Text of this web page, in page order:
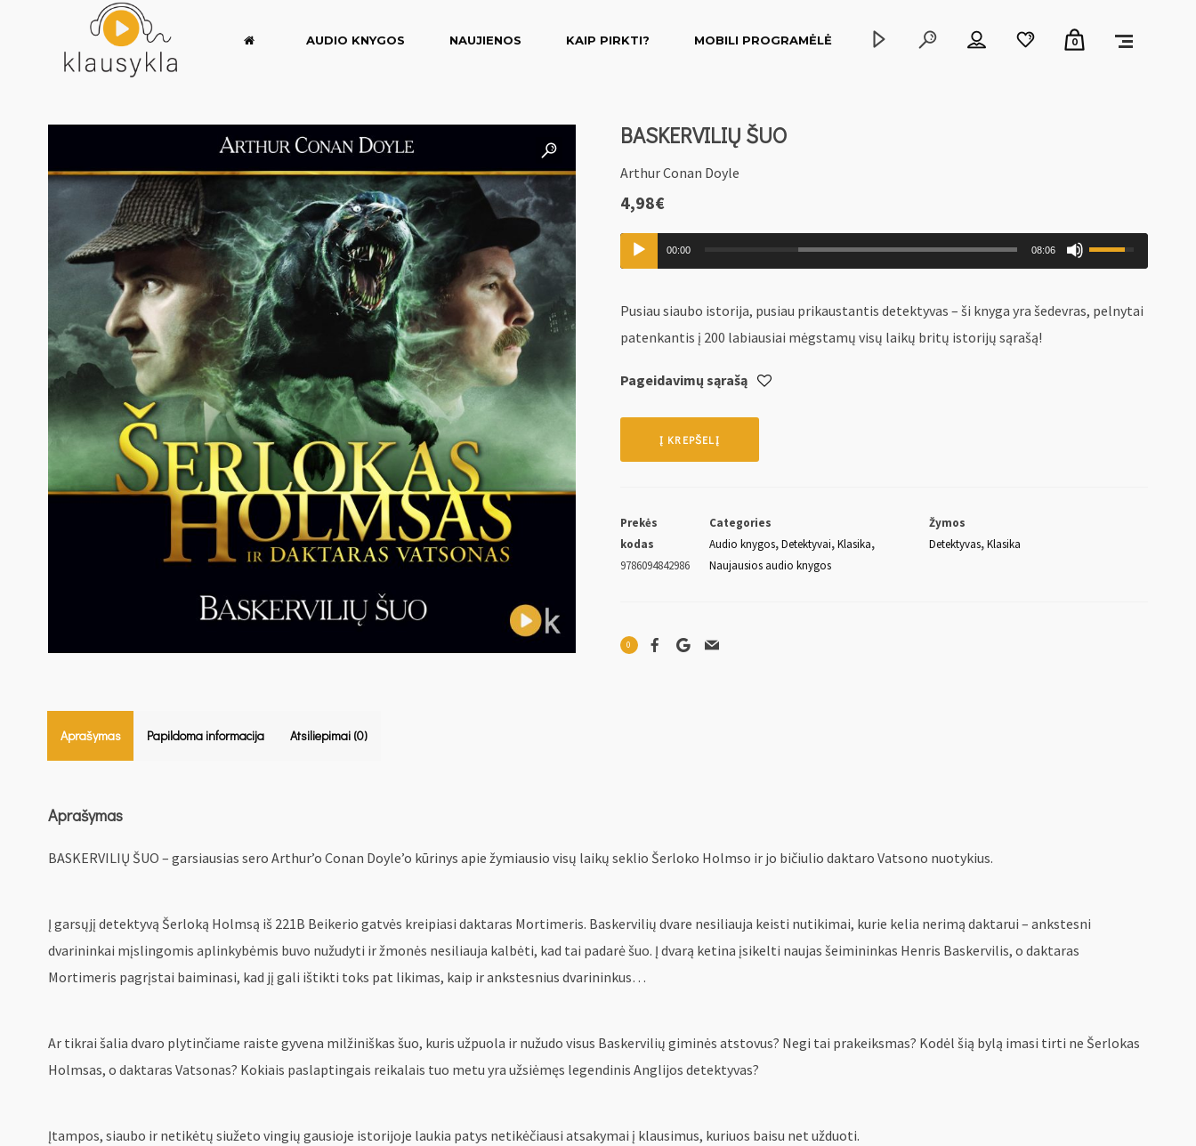
AUDIO KNYGOS NAUJIENOS KAIP PIRKTI? MOBILI PROGRAMĖLĖ 0
BASKERVILIŲ ŠUO
Arthur Conan Doyle
4,98€
Audio
grotuvas
00:00 08:06
aukštyn/
mygtukus
Pusiau siaubo istorija, pusiau prikaustantis detektyvas – ši knyga yra šedevras, pelnytai
patenkantis į 200 labiausiai mėgstamų visų laikų britų istorijų sąrašą!
Pageidavimų sąrašą
Į KREPŠELĮ
Prekės
kodas
9786094842986
Categories
Audio knygos,Detektyvai,Klasika,
Naujausios audio knygos
Žymos
Detektyvas,Klasika
0
Aprašymas Papildoma informacija Atsiliepimai (0)
Aprašymas
BASKERVILIŲ ŠUO – garsiausias sero Arthur’o Conan Doyle’o kūrinys apie žymiausio visų laikų seklio Šerloko Holmso ir jo bičiulio daktaro Vatsono nuotykius.
Į garsųjį detektyvą Šerloką Holmsą iš 221B Beikerio gatvės kreipiasi daktaras Mortimeris. Baskervilių dvare nesiliauja keisti nutikimai, kurie kelia nerimą daktarui – ankstesni
dvarininkai mįslingomis aplinkybėmis buvo nužudyti ir žmonės nesiliauja kalbėti, kad tai padarė šuo. Į dvarą ketina įsikelti naujas šeimininkas Henris Baskervilis, o daktaras
Mortimeris pagrįstai baiminasi, kad jį gali ištikti toks pat likimas, kaip ir ankstesnius dvarininkus…
Ar tikrai šalia dvaro plytinčiame raiste gyvena milžiniškas šuo, kuris užpuola ir nužudo visus Baskervilių giminės atstovus? Negi tai prakeiksmas? Kodėl šią bylą imasi tirti ne Šerlokas
Holmsas, o daktaras Vatsonas? Kokiais paslaptingais reikalais tuo metu yra užsiėmęs legendinis Anglijos detektyvas?
Įtampos, siaubo ir netikėtų siužeto vingių gausioje istorijoje laukia patys netikėčiausi atsakymai į klausimus, kuriuos baisu net užduoti.